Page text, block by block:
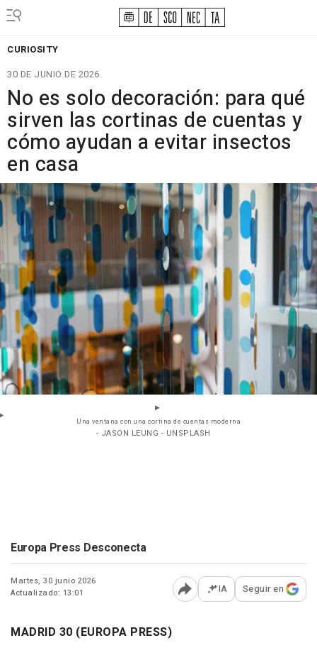
CURIOSITY
30 DE JUNIO DE 2026
No es solo decoración: para qué
sirven las cortinas de cuentas y
cómo ayudan a evitar insectos
en casa
Una ventana con una cortina de cuentas moderna
- JASON LEUNG - UNSPLASH
Europa Press Desconecta
Martes, 30 junio 2026
Actualizado: 13:01
Abrir opciones para
IA Seguir en
MADRID 30 (EUROPA PRESS)